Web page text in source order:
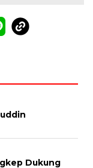
Dukung